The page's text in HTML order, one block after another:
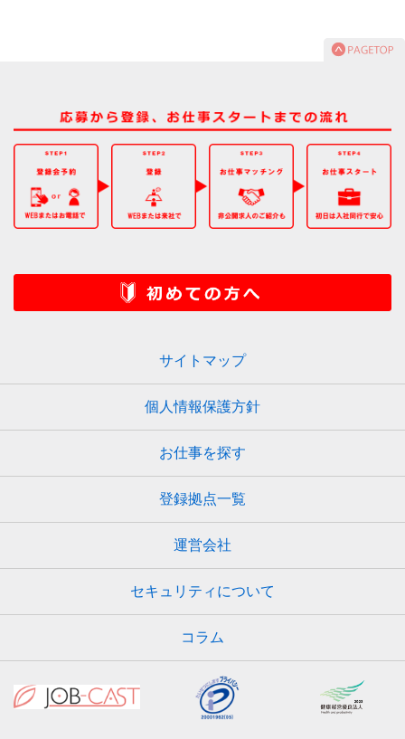
サイトマップ
個人情報保護方針
お仕事を探す
登録拠点一覧
運営会社
セキュリティについて
コラム